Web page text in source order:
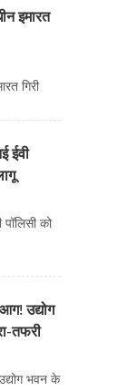
इमारत
गिरी
ईवी
को
उद्योग
तफरी
भवन के